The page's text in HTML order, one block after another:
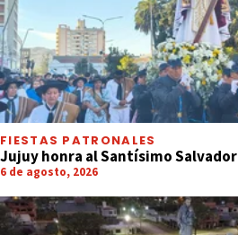
FIESTAS PATRONALES
Jujuy honra al Santísimo Salvador
6 de agosto, 2026